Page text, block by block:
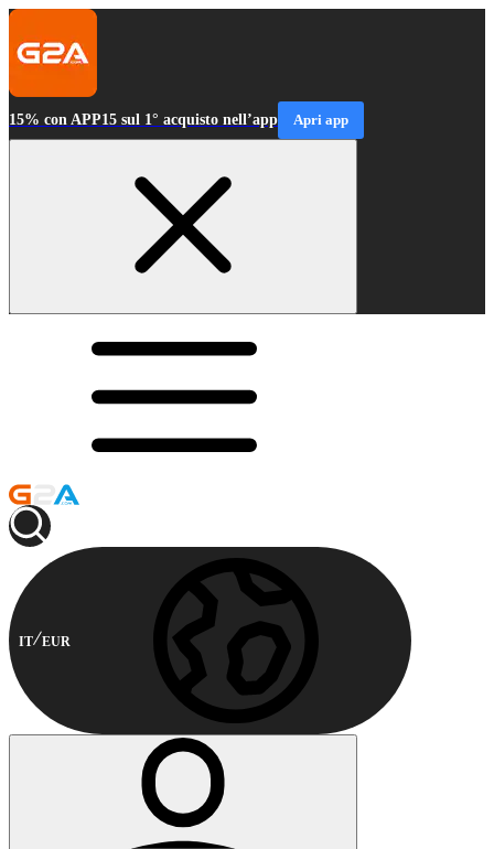
15% con APP15 sul 1° acquisto nell’app Apri app
IT EUR